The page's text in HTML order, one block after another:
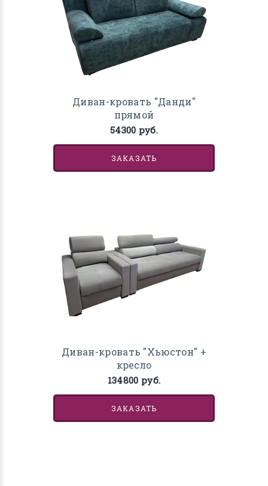
Диван-кровать "Данди"
прямой
54300 руб.
ЗАКАЗАТЬ
Диван-кровать "Хьюстон" +
кресло
134800 руб.
ЗАКАЗАТЬ